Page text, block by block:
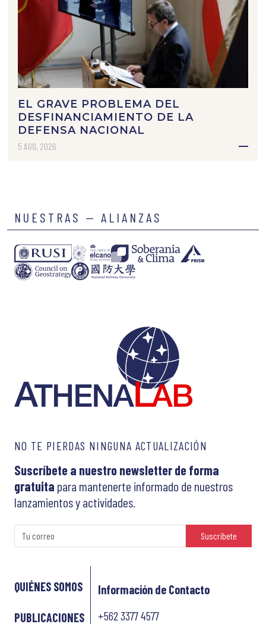
EL GRAVE PROBLEMA DEL
DESFINANCIAMIENTO DE LA
DEFENSA NACIONAL
5 AGO, 2026
NUESTRAS — ALIANZAS
NO TE PIERDAS NINGUNA ACTUALIZACIÓN
Suscríbete a nuestro newsletter de forma
gratuita para mantenerte informado de nuestros
lanzamientos y actividades.
Suscríbete
QUIÉNES SOMOS
PUBLICACIONES
Información de Contacto
+562 3377 4577